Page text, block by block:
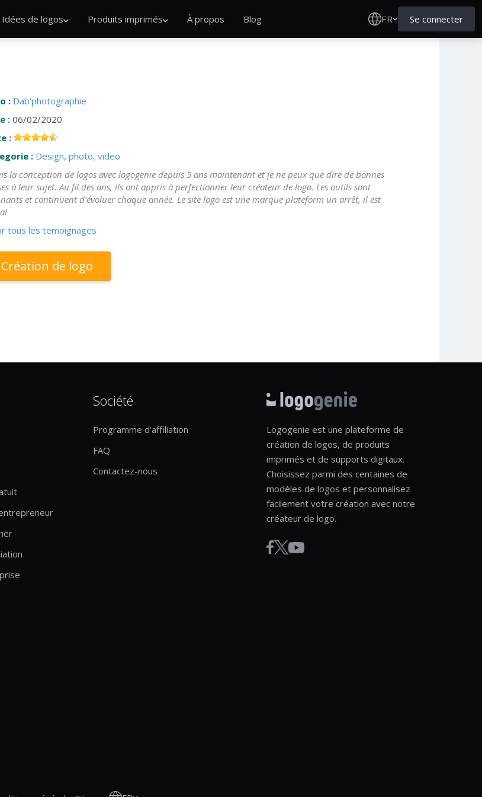
Idées de logos Produits imprimés À propos Blog FR Se connecter
: Dab'photographie
:06/02/2020
:
: Design, photo, video
la conception de logos avec logogenie depuis 5 ans maintenant et je ne peux que dire de bonnes
à leur sujet. Au fil des ans, ils ont appris à perfectionner leur créateur de logo. Les outils sont
et continuent d'évoluer chaque année. Le site logo est une marque plateform un arrêt, il est
tous les temoignages
Création de logo
Société
Programme d'affiliation
FAQ
Contactez-nous
Logogenie est une plateforme de
création de logos, de produits
imprimés et de supports digitaux.
Choisissez parmi des centaines de
modèles de logos et personnalisez
facilement votre création avec notre
créateur de logo.